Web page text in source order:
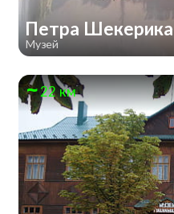
Петра
Музей
22 км